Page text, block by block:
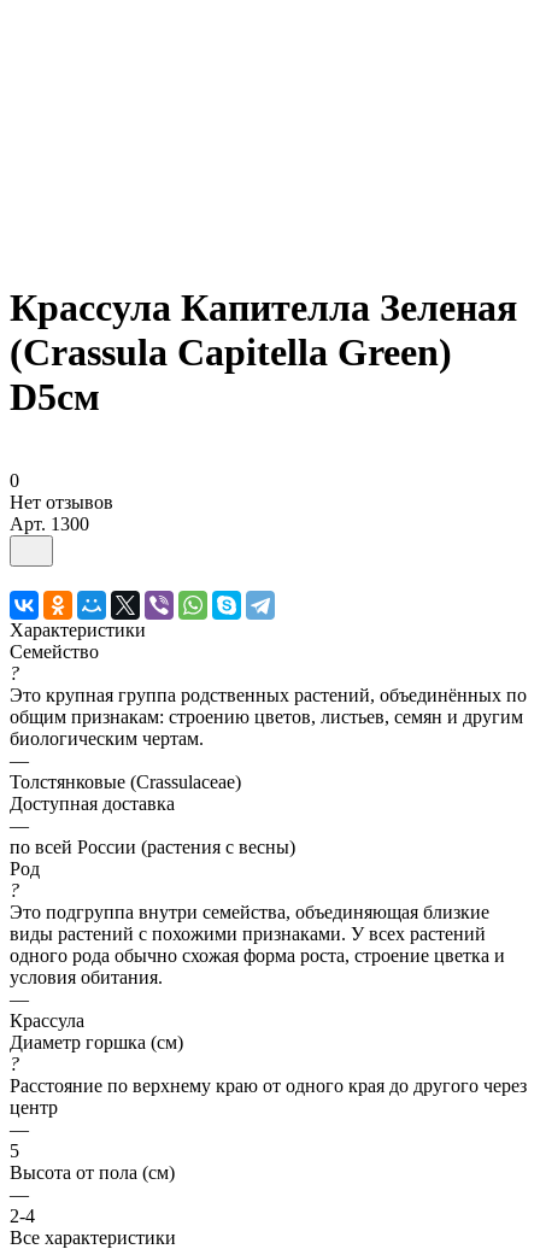
Крассула Капителла Зеленая
(Crassula Capitella Green)
D5см
0
Нет отзывов
Арт. 1300
Характеристики
Семейство
?
Это крупная группа родственных растений, объединённых по
общим признакам: строению цветов, листьев, семян и другим
биологическим чертам.
—
Толстянковые (Crassulaceae)
Доступная доставка
—
по всей России (растения с весны)
Род
?
Это подгруппа внутри семейства, объединяющая близкие
виды растений с похожими признаками. У всех растений
одного рода обычно схожая форма роста, строение цветка и
условия обитания.
—
Крассула
Диаметр горшка (см)
?
Расстояние по верхнему краю от одного края до другого через
центр
—
5
Высота от пола (см)
—
2-4
Все характеристики